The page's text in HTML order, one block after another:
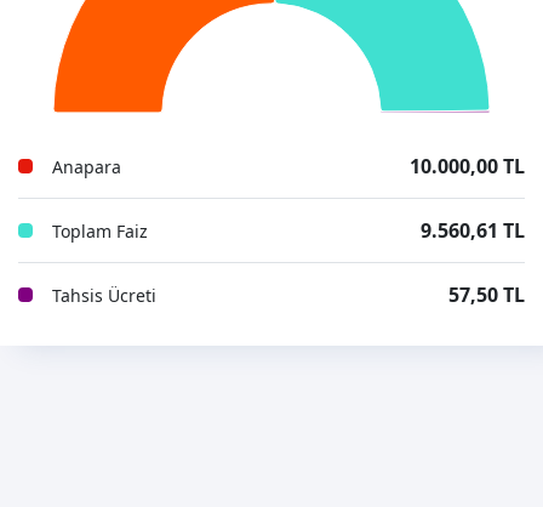
Anapara 10.000,00 TL
Toplam Faiz 9.560,61 TL
Tahsis Ücreti 57,50 TL